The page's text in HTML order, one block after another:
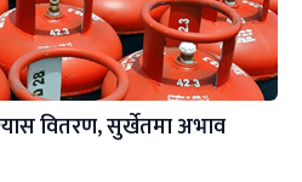
वितरण, सुर्खेतमा अभाव